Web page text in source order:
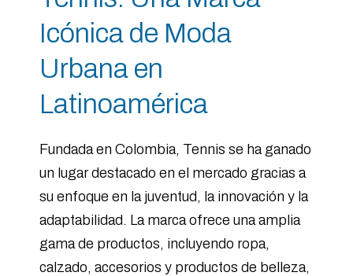
Icónica de Moda
Urbana en
Latinoamérica
Fundada en Colombia, Tennis se ha ganado
un lugar destacado en el mercado gracias a
su enfoque en la juventud, la innovación y la
adaptabilidad. La marca ofrece una amplia
gama de productos, incluyendo ropa,
calzado, accesorios y productos de belleza,